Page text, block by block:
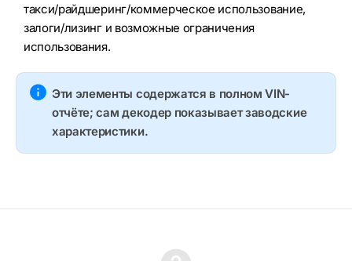
такси/райдшеринг/коммерческое использование,
залоги/лизинг и возможные ограничения
использования.
Эти элементы содержатся в полном VIN-
отчёте; сам декодер показывает заводские
характеристики.